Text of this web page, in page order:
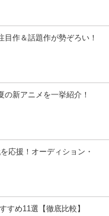
目作＆話題作が勢ぞろい！
の新アニメを一挙紹介！
応援！オーディション・
すめ11選【徹底比較】